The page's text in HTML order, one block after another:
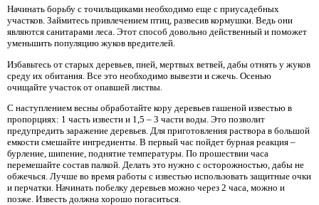
Начинать борьбу с точильщиками необходимо еще с приусадебных
участков. Займитесь привлечением птиц, развесив кормушки. Ведь они
являются санитарами леса. Этот способ довольно действенный и поможет
уменьшить популяцию жуков вредителей.
Избавьтесь от старых деревьев, пней, мертвых ветвей, дабы отнять у жуков
среду их обитания. Все это необходимо вывезти и сжечь. Осенью
очищайте участок от опавшей листвы.
С наступлением весны обработайте кору деревьев гашеной известью в
пропорциях: 1 часть извести и 1,5 – 3 части воды. Это позволит
предупредить заражение деревьев. Для приготовления раствора в большой
емкости смешайте ингредиенты. В первый час пойдет бурная реакция –
бурление, шипение, поднятие температуры. По прошествии часа
перемешайте состав палкой. Делать это нужно с осторожностью, дабы не
обжечься. Лучше во время работы с известью использовать защитные очки
и перчатки. Начинать побелку деревьев можно через 2 часа, можно и
позже. Известь должна хорошо погаситься.